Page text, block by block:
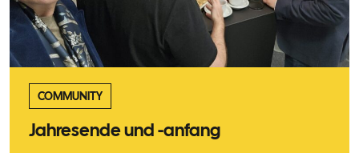
COMMUNITY
Jahresende und -anfang